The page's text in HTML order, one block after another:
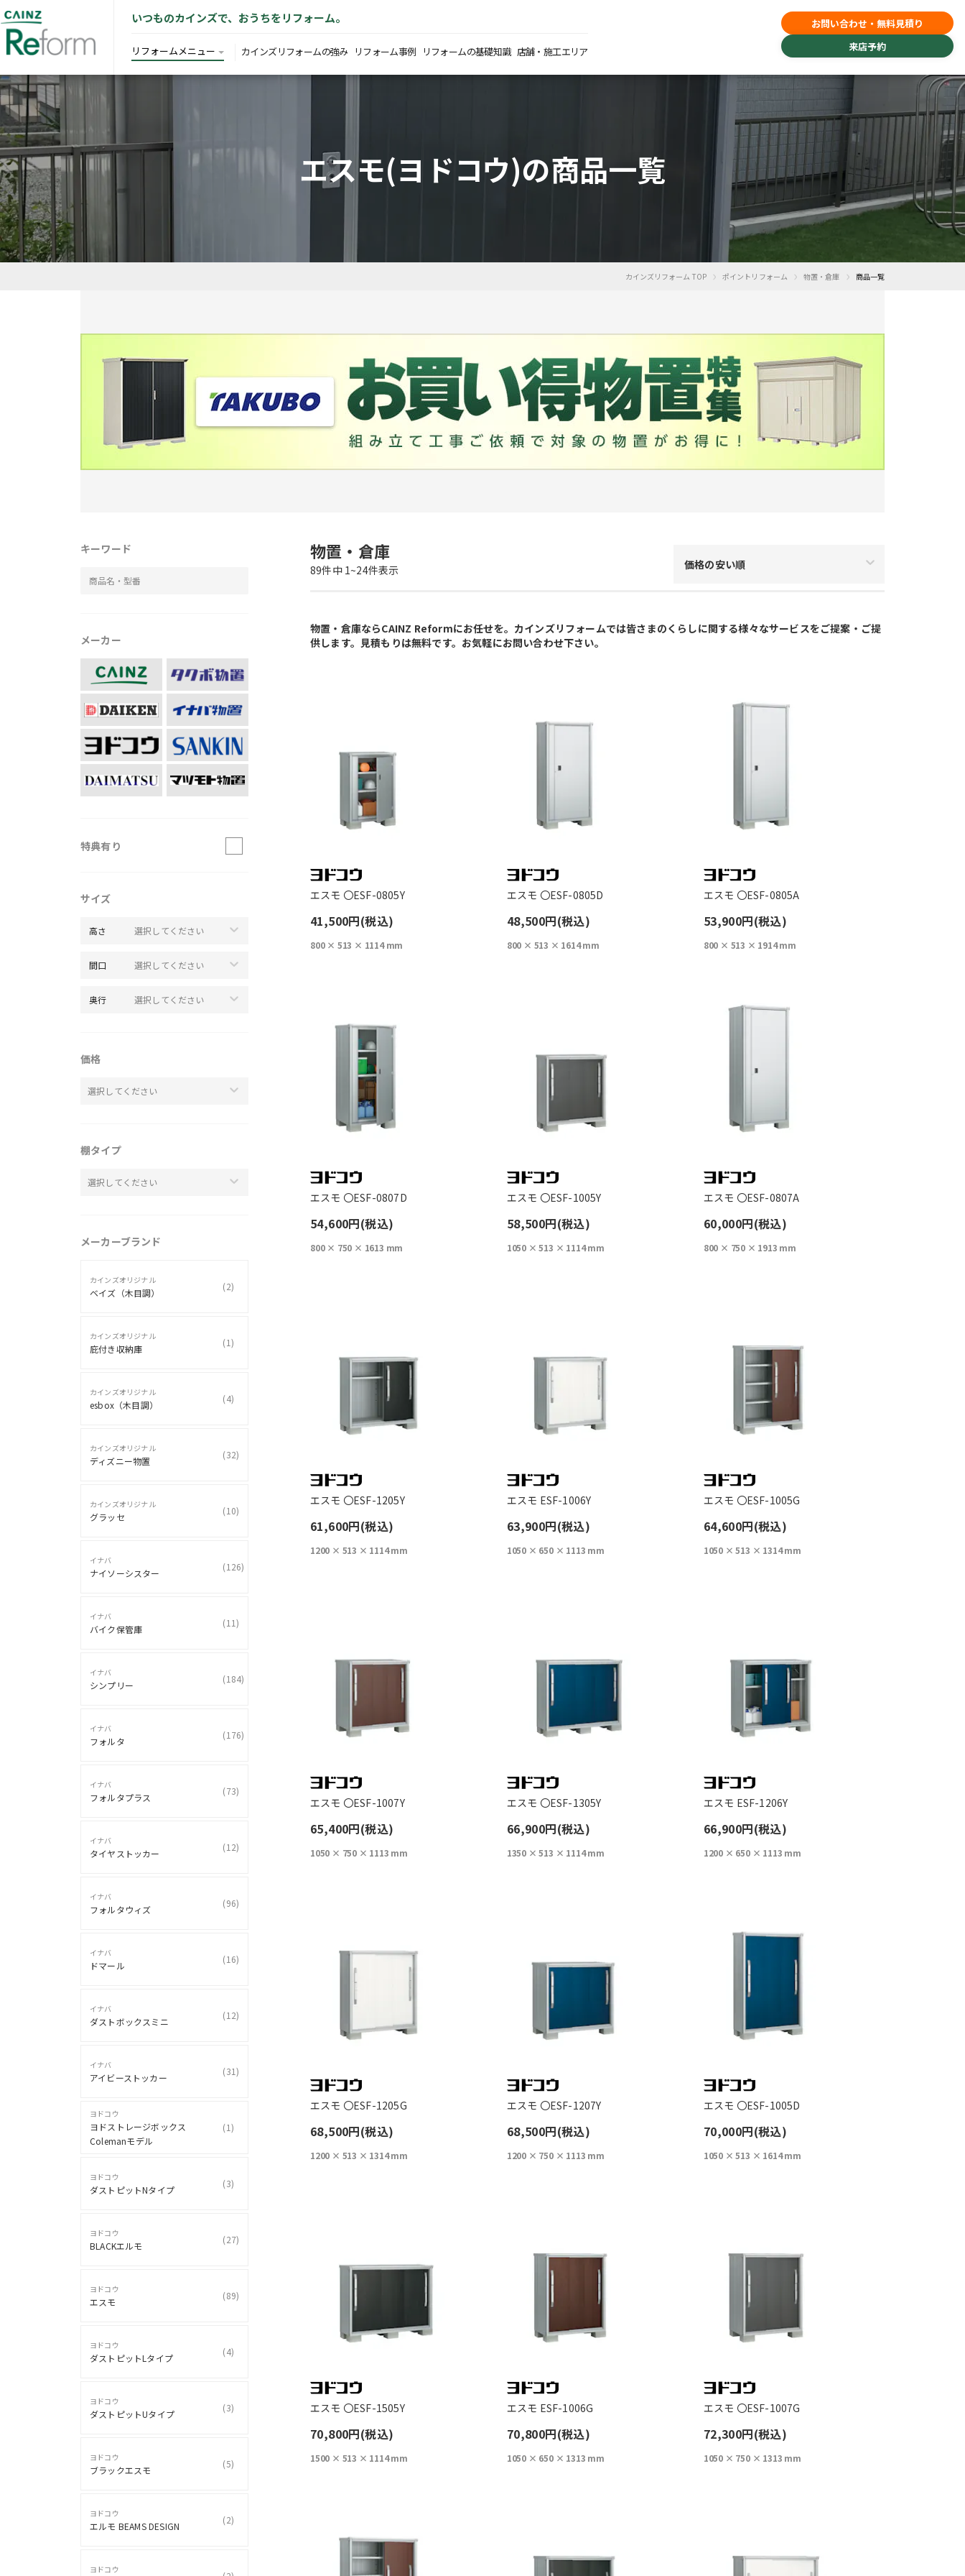
いつものカインズで、おうちをリフォーム。
リフォームメニュー カインズリフォームの強み リフォーム事例 リフォームの基礎知識 店舗・施工エリア
お問い合わせ・無料見積り
来店予約
エスモ(ヨドコウ)の商品一覧
カインズリフォーム TOP › ポイントリフォーム › 物置・倉庫 › 商品一覧
キーワード
メーカー
特典有り
サイズ
高さ 選択してください
間口 選択してください
奥行 選択してください
価格
選択してください
棚タイプ
選択してください
メーカーブランド
カインズオリジナル
ベイズ（木目調） (2)
カインズオリジナル
庇付き収納庫 (1)
カインズオリジナル
esbox（木目調） (4)
カインズオリジナル
ディズニー物置 (32)
カインズオリジナル
グラッセ (10)
イナバ
ナイソーシスター (126)
イナバ
バイク保管庫 (11)
イナバ
シンプリー (184)
イナバ
フォルタ (176)
イナバ
フォルタプラス (73)
イナバ
タイヤストッカー (12)
イナバ
フォルタウィズ (96)
イナバ
ドマール (16)
イナバ
ダストボックスミニ (12)
イナバ
アイビーストッカー (31)
ヨドコウ
ヨドストレージボックス
Colemanモデル
(1)
ヨドコウ
ダストピットNタイプ (3)
ヨドコウ
BLACKエルモ (27)
ヨドコウ
エスモ (89)
ヨドコウ
ダストピットLタイプ (4)
ヨドコウ
ダストピットUタイプ (3)
ヨドコウ
ブラックエスモ (5)
ヨドコウ
エルモ BEAMS DESIGN (2)
ヨドコウ
物置・倉庫
89件中 1~24件表示 価格の安い順
物置・倉庫ならCAINZ Reformにお任せを。カインズリフォームでは皆さまのくらしに関する様々なサービスをご提案・ご提
供します。見積もりは無料です。お気軽にお問い合わせ下さい。
エスモ 〇ESF-0805Y
41,500円(税込)
800 × 513 × 1114 mm
エスモ 〇ESF-0805D
48,500円(税込)
800 × 513 × 1614 mm
エスモ 〇ESF-0805A
53,900円(税込)
800 × 513 × 1914 mm
エスモ 〇ESF-0807D
54,600円(税込)
800 × 750 × 1613 mm
エスモ 〇ESF-1005Y
58,500円(税込)
1050 × 513 × 1114 mm
エスモ 〇ESF-0807A
60,000円(税込)
800 × 750 × 1913 mm
エスモ 〇ESF-1205Y
61,600円(税込)
1200 × 513 × 1114 mm
エスモ ESF-1006Y
63,900円(税込)
1050 × 650 × 1113 mm
エスモ 〇ESF-1005G
64,600円(税込)
1050 × 513 × 1314 mm
エスモ 〇ESF-1007Y
65,400円(税込)
1050 × 750 × 1113 mm
エスモ 〇ESF-1305Y
66,900円(税込)
1350 × 513 × 1114 mm
エスモ ESF-1206Y
66,900円(税込)
1200 × 650 × 1113 mm
エスモ 〇ESF-1205G
68,500円(税込)
1200 × 513 × 1314 mm
エスモ 〇ESF-1207Y
68,500円(税込)
1200 × 750 × 1113 mm
エスモ 〇ESF-1005D
70,000円(税込)
1050 × 513 × 1614 mm
エスモ 〇ESF-1505Y
70,800円(税込)
1500 × 513 × 1114 mm
エスモ ESF-1006G
70,800円(税込)
1050 × 650 × 1313 mm
エスモ 〇ESF-1007G
72,300円(税込)
1050 × 750 × 1313 mm